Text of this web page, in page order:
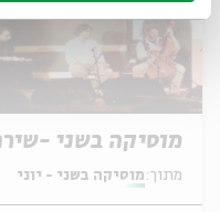
מוסיקה בשני -
מתוך: מוסיקה בשני - יוני